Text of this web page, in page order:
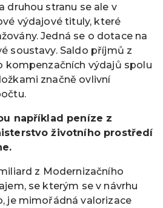
druhou stranu se ale v
výdajové tituly, které
Jedná se o dotace na
soustavy. Saldo příjmů z
kompenzačních výdajů spolu
značně ovlivní
například peníze z
životního prostředí
z Modernizačního
se kterým se v návrhu
je mimořádná valorizace